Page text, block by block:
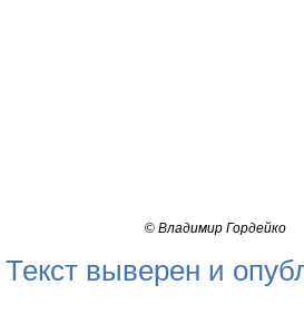
© Владимир Гордейко
Текст выверен и